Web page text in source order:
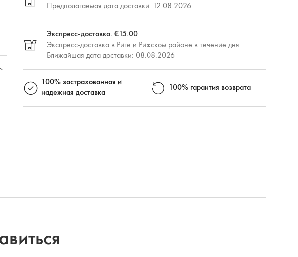
Предполагаемая дата доставки: 12.08.2026
Экспресс-доставка. €15.00
Экспресс-доставка в Риге и Рижском районе в течение дня.
Ближайшая дата доставки: 08.08.2026
100% застрахованная и
надежная доставка
100% гарантия возврата